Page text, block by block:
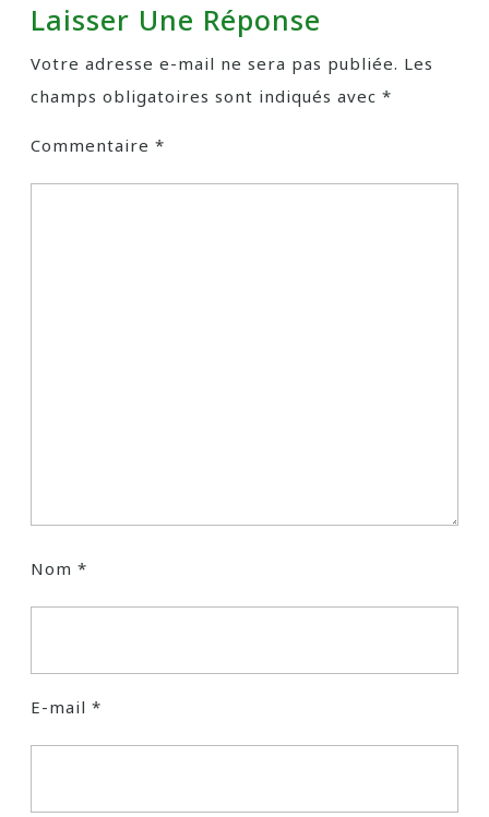
Laisser Une Réponse
Votre adresse e-mail ne sera pas publiée. Les
champs obligatoires sont indiqués avec *
Commentaire *
Nom *
E-mail *